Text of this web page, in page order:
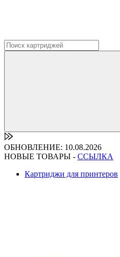
ОБНОВЛЕНИЕ: 10.08.2026
НОВЫЕ ТОВАРЫ - ССЫЛКА
Картриджи для принтеров